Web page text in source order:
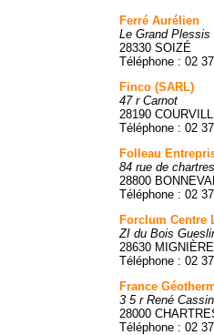
Ferré Aurélien
Le Grand Plessis
28330 SOIZÉ
Téléphone : 02
Finco (SARL)
47 r Carnot
28190
Téléphone : 02
Folleau
84 rue de chartres
28800
Téléphone : 02
Forclum Centre
ZI du Bois
28630
Téléphone : 02
France
3 5 r René Cassin
28000
Téléphone : 02